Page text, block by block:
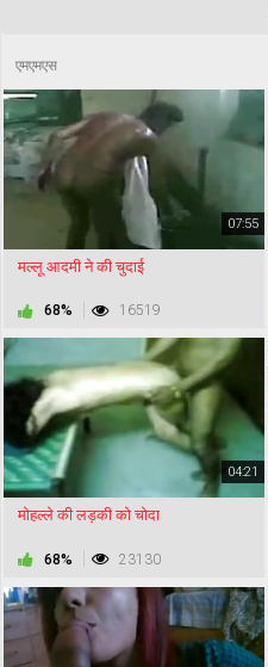
एमएमएस
07:55
मल्लू आदमी ने की चुदाई
68% 16519
04:21
मोहल्ले की लड़की को चोदा
68% 23130